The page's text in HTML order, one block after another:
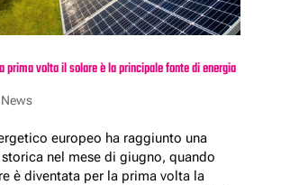
prima volta il solare è la principale fonte di energia
News
europeo ha raggiunto una
nel mese di giugno, quando
è diventata per la prima volta la